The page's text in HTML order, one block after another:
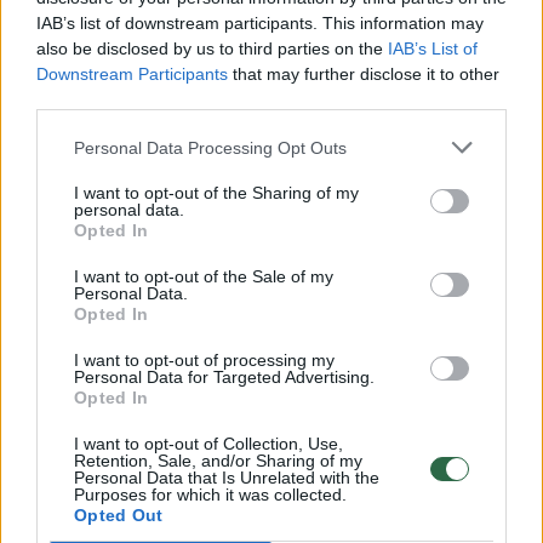
IAB’s list of downstream participants. This information may
also be disclosed by us to third parties on the IAB’s List of
Downstream Participants that may further disclose it to other
Personal Data Processing Opt Outs
I want to opt-out of the Sharing of my
personal data.
Opted In
I want to opt-out of the Sale of my
Personal Data.
Opted In
I want to opt-out of processing my
Personal Data for Targeted Advertising.
Opted In
I want to opt-out of Collection, Use,
Retention, Sale, and/or Sharing of my
Personal Data that Is Unrelated with the
Purposes for which it was collected.
Opted Out
00:00:49
Pateikė daugiau detalių apie iš tėvų paimtus šešis
vaikus: jiems kilusi grėsmė
Vaizdai iš tragiškos avarijos Vilniaus r.: dviejų moterų ir
vaiko gyvybių išgelbėti nepavyko
vaizdas pribloškia
Žinios | Lietuvos diena
00:02:01
„Pagarba pirmajai premjerei“: pasidalijo jautriais
prisiminimais apie Kazimierą Prunskienę